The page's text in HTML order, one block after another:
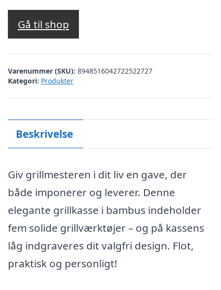
Gå til shop
Varenummer (SKU): 8948516042722522727
Kategori: Produkter
Beskrivelse
Giv grillmesteren i dit liv en gave, der
både imponerer og leverer. Denne
elegante grillkasse i bambus indeholder
fem solide grillværktøjer – og på kassens
låg indgraveres dit valgfri design. Flot,
praktisk og personligt!